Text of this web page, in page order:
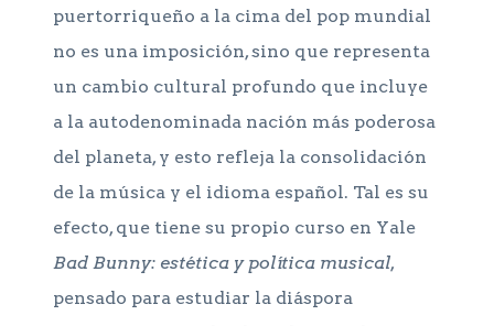
puertorriqueño a la cima del pop mundial
no es una imposición, sino que representa
un cambio cultural profundo que incluye
a la autodenominada nación más poderosa
del planeta, y esto refleja la consolidación
de la música y el idioma español. Tal es su
efecto, que tiene su propio curso en Yale
Bad Bunny: estética y política musical,
pensado para estudiar la diáspora